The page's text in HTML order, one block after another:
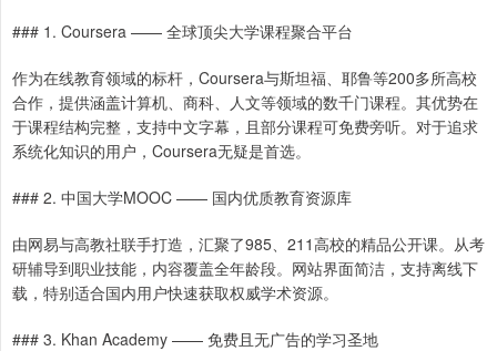
### 1. Coursera —— 全球顶尖大学课程聚合平台
作为在线教育领域的标杆，Coursera与斯坦福、耶鲁等200多所高校
合作，提供涵盖计算机、商科、人文等领域的数千门课程。其优势在
于课程结构完整，支持中文字幕，且部分课程可免费旁听。对于追求
系统化知识的用户，Coursera无疑是首选。
### 2. 中国大学MOOC —— 国内优质教育资源库
由网易与高教社联手打造，汇聚了985、211高校的精品公开课。从考
研辅导到职业技能，内容覆盖全年龄段。网站界面简洁，支持离线下
载，特别适合国内用户快速获取权威学术资源。
### 3. Khan Academy —— 免费且无广告的学习圣地